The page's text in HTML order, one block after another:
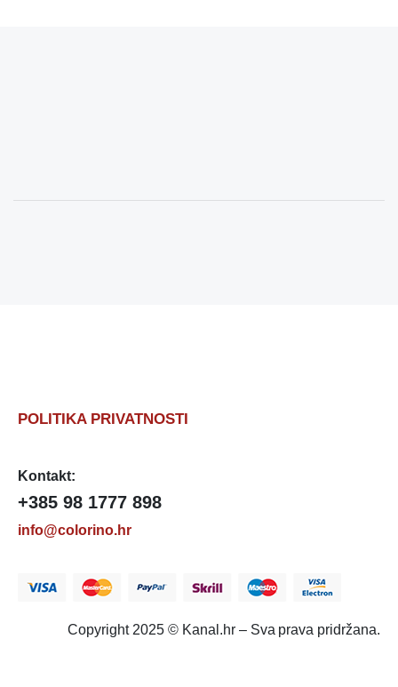
POLITIKA PRIVATNOSTI
Kontakt:
+385 98 1777 898
info@colorino.hr
Copyright 2025 © Kanal.hr – Sva prava pridržana.